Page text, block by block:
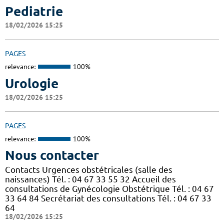
Pediatrie
18/02/2026 15:25
PAGES
relevance: 100%
Urologie
18/02/2026 15:25
PAGES
relevance: 100%
Nous contacter
Contacts Urgences obstétricales (salle des
naissances) Tél. : 04 67 33 55 32 Accueil des
consultations de Gynécologie Obstétrique Tél. : 04 67
33 64 84 Secrétariat des consultations Tél. : 04 67 33
64
18/02/2026 15:25